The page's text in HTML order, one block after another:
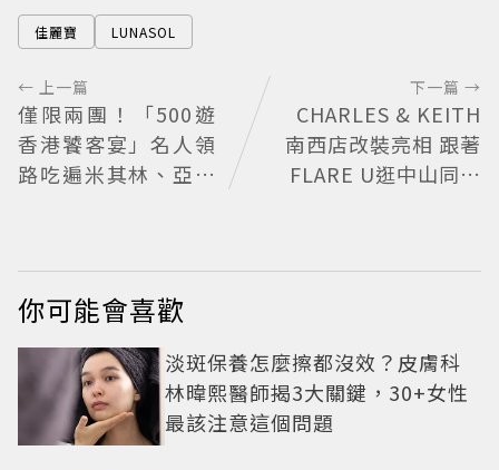
佳麗寶 LUNASOL
← 上一篇
僅限兩團！「500遊
香港饕客宴」名人領
路吃遍米其林、亞洲
下一篇 →
CHARLES & KEITH
南西店改裝亮相 跟著
FLARE U逛中山同款
你可能會喜歡
淡斑保養怎麼擦都沒效？皮膚科
林暐熙醫師揭3大關鍵，30+女性
最該注意這個問題